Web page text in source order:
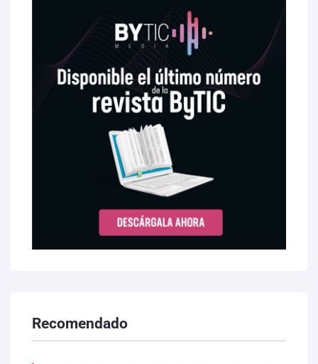
Recomendado